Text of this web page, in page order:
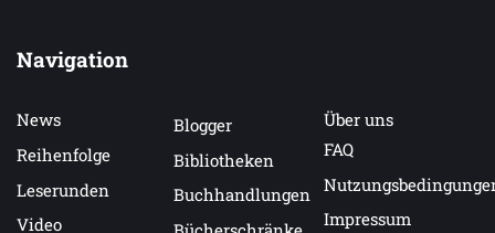
Navigation
News
Reihenfolge
Leserunden
Video
Blogger
Bibliotheken
Buchhandlungen
Über uns
FAQ
Impressum